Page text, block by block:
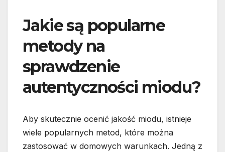
Jakie są popularne
metody na
sprawdzenie
autentyczności miodu?
Aby skutecznie ocenić jakość miodu, istnieje
wiele popularnych metod, które można
zastosować w domowych warunkach. Jedną z